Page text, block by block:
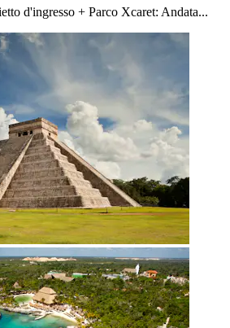
d'ingresso + Parco Xcaret: Andata...